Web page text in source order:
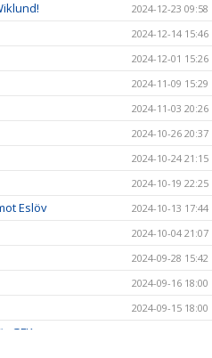
2024-12-23 09:58
2024-12-14 15:46
2024-12-01 15:26
2024-11-09 15:29
2024-11-03 20:26
2024-10-26 20:37
2024-10-24 21:15
2024-10-19 22:25
Eslöv 2024-10-13 17:44
2024-10-04 21:07
2024-09-28 15:42
2024-09-16 18:00
2024-09-15 18:00
GFK